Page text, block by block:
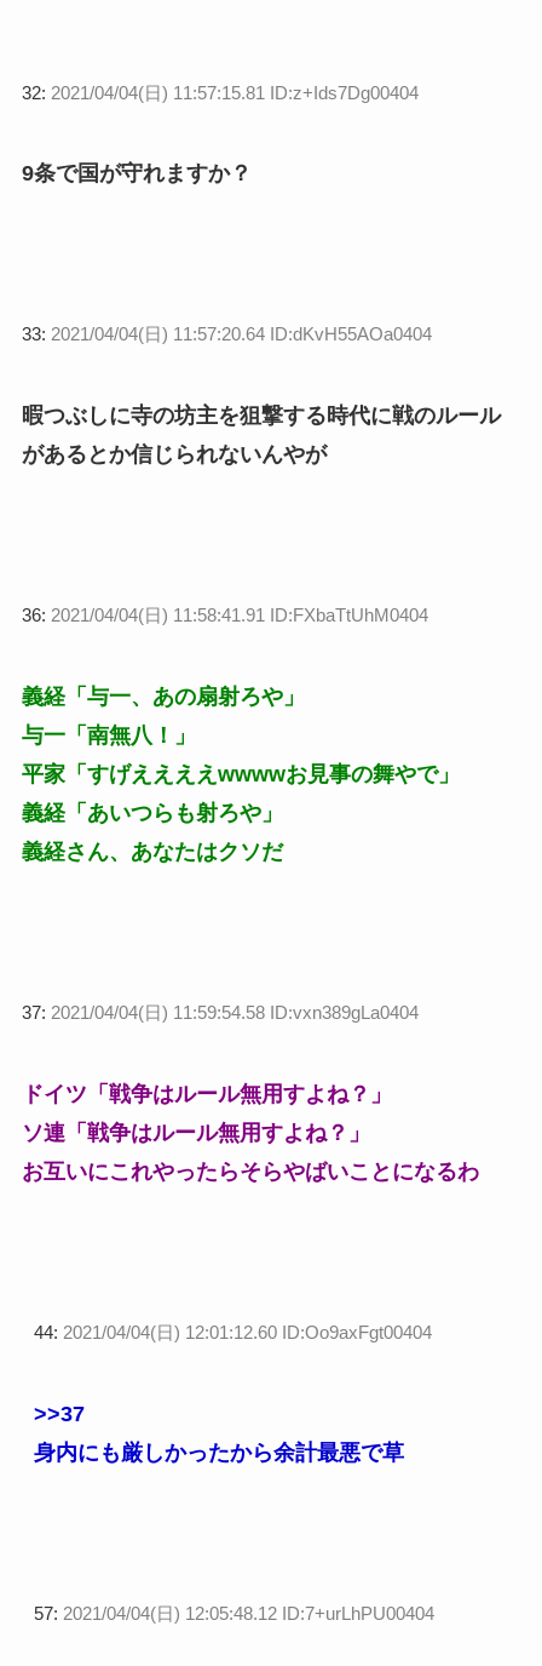
32: 2021/04/04(日) 11:57:15.81 ID:z+Ids7Dg00404
9条で国が守れますか？
33: 2021/04/04(日) 11:57:20.64 ID:dKvH55AOa0404
暇つぶしに寺の坊主を狙撃する時代に戦のルール
があるとか信じられないんやが
36: 2021/04/04(日) 11:58:41.91 ID:FXbaTtUhM0404
義経「与一、あの扇射ろや」
与一「南無八！」
平家「すげええええwwwwお見事の舞やで」
義経「あいつらも射ろや」
義経さん、あなたはクソだ
37: 2021/04/04(日) 11:59:54.58 ID:vxn389gLa0404
ドイツ「戦争はルール無用すよね？」
ソ連「戦争はルール無用すよね？」
お互いにこれやったらそらやばいことになるわ
44: 2021/04/04(日) 12:01:12.60 ID:Oo9axFgt00404
>>37
身内にも厳しかったから余計最悪で草
57: 2021/04/04(日) 12:05:48.12 ID:7+urLhPU00404